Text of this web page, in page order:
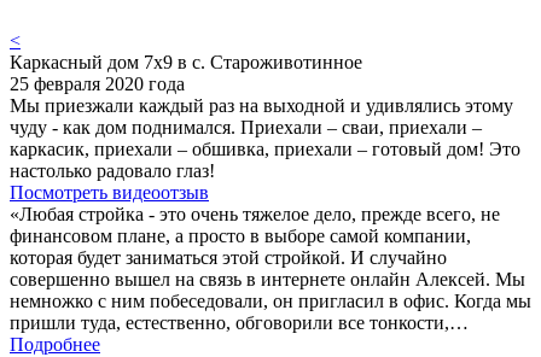
<
Каркасный дом 7х9 в с. Староживотинное
25 февраля 2020 года
Мы приезжали каждый раз на выходной и удивлялись этому
чуду - как дом поднимался. Приехали – сваи, приехали –
каркасик, приехали – обшивка, приехали – готовый дом! Это
настолько радовало глаз!
Посмотреть видеоотзыв
«Любая стройка - это очень тяжелое дело, прежде всего, не
финансовом плане, а просто в выборе самой компании,
которая будет заниматься этой стройкой. И случайно
совершенно вышел на связь в интернете онлайн Алексей. Мы
немножко с ним побеседовали, он пригласил в офис. Когда мы
пришли туда, естественно, обговорили все тонкости,…
Подробнее